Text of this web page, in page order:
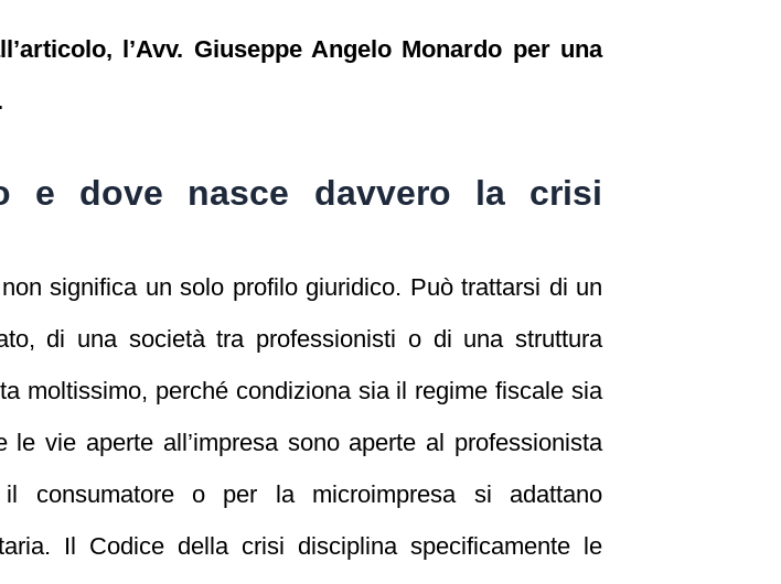
l’Avv. Giuseppe Angelo Monardo per una
e dove nasce davvero la crisi
significa un solo profilo giuridico. Può trattarsi di un
di una società tra professionisti o di una struttura
moltissimo, perché condiziona sia il regime fiscale sia
vie aperte all’impresa sono aperte al professionista
o per la microimpresa si adattano
Il Codice della crisi disciplina specificamente le